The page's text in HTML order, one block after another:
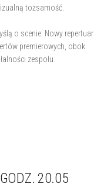
tożsamość.
o scenie. Nowy repertuar
premierowych, obok
zespołu.
20.05